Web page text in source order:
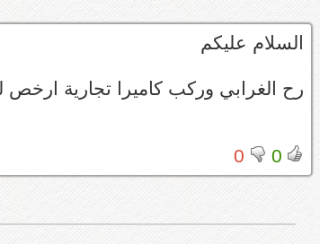
السلام عليكم
رح الغرابي وركب كاميرا تجارية ارخص
0
0